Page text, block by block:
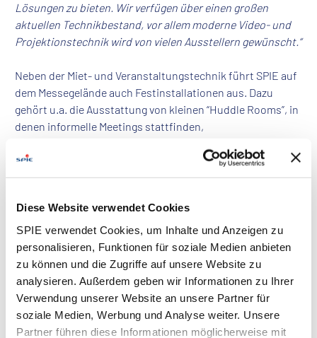
Diese Website verwendet Cookies
SPIE verwendet Cookies, um Inhalte und Anzeigen zu
personalisieren, Funktionen für soziale Medien anbieten
zu können und die Zugriffe auf unsere Website zu
analysieren. Außerdem geben wir Informationen zu Ihrer
Verwendung unserer Website an unsere Partner für
soziale Medien, Werbung und Analyse weiter. Unsere
Partner führen diese Informationen möglicherweise mit
Lösungen zu bieten. Wir verfügen über einen großen
aktuellen Technikbestand, vor allem moderne Video- und
Projektionstechnik wird von vielen Ausstellern gewünscht.“
Neben der Miet- und Veranstaltungstechnik führt SPIE auf
dem Messegelände auch Festinstallationen aus. Dazu
gehört u.a. die Ausstattung von kleinen “Huddle Rooms”, in
denen informelle Meetings stattfinden,
und Konferenztechnik.